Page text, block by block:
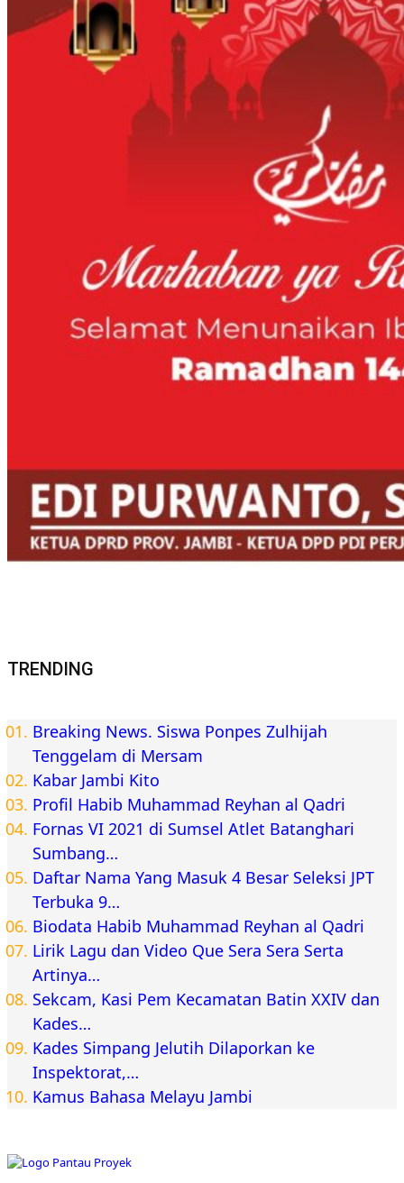
TRENDING
Breaking News. Siswa Ponpes Zulhijah
Tenggelam di Mersam
Kabar Jambi Kito
Profil Habib Muhammad Reyhan al Qadri
Fornas VI 2021 di Sumsel Atlet Batanghari
Sumbang…
Daftar Nama Yang Masuk 4 Besar Seleksi JPT
Terbuka 9…
Biodata Habib Muhammad Reyhan al Qadri
Lirik Lagu dan Video Que Sera Sera Serta
Artinya…
Sekcam, Kasi Pem Kecamatan Batin XXIV dan
Kades…
Kades Simpang Jelutih Dilaporkan ke
Inspektorat,…
Kamus Bahasa Melayu Jambi